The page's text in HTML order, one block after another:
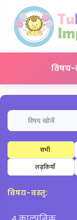
विषय-
सभी
लड़कियाँ
विषय-वस्तु: